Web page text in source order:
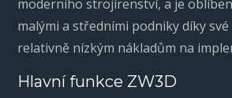
moderního strojírenství, a je
malými a středními podniky díky
relativně nízkým nákladům na
Hlavní funkce ZW3D